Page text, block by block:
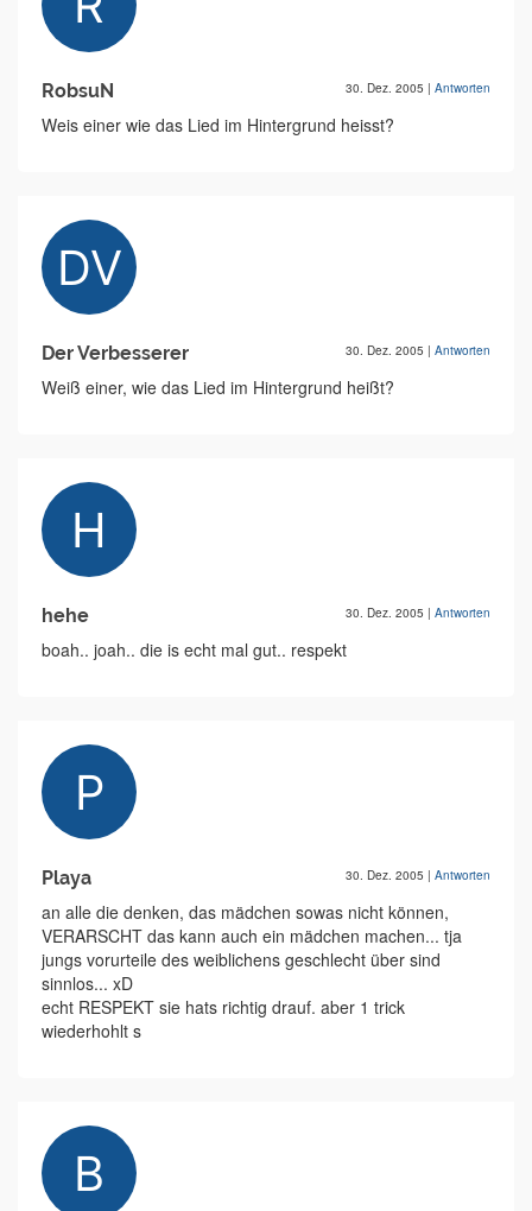
RobsuN 30. Dez. 2005 | Antworten
Weis einer wie das Lied im Hintergrund heisst?
Der Verbesserer 30. Dez. 2005 | Antworten
Weiß einer, wie das Lied im Hintergrund heißt?
hehe 30. Dez. 2005 | Antworten
boah.. joah.. die is echt mal gut.. respekt
Playa 30. Dez. 2005 | Antworten
an alle die denken, das mädchen sowas nicht können,
VERARSCHT das kann auch ein mädchen machen... tja
jungs vorurteile des weiblichens geschlecht über sind
sinnlos... xD
echt RESPEKT sie hats richtig drauf. aber 1 trick
wiederhohlt s